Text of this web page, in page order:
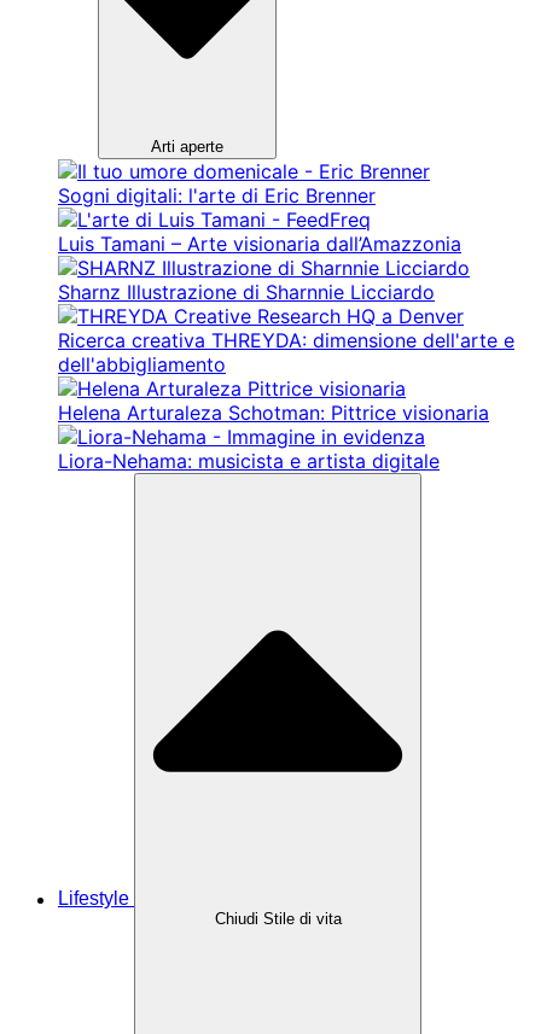
Arti aperte
Sogni digitali: l'arte di Eric Brenner
Luis Tamani – Arte visionaria dall’Amazzonia
Sharnz Illustrazione di Sharnnie Licciardo
Ricerca creativa THREYDA: dimensione dell'arte e
dell'abbigliamento
Helena Arturaleza Schotman: Pittrice visionaria
Liora-Nehama: musicista e artista digitale
Lifestyle
Chiudi Stile di vita